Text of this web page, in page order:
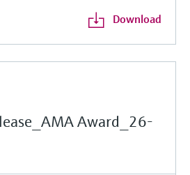
Download
Award_26-